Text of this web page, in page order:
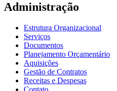
Administração
Estrutura Organizacional
Serviços
Documentos
Planejamento Orçamentário
Aquisições
Gestão de Contratos
Receitas e Despesas